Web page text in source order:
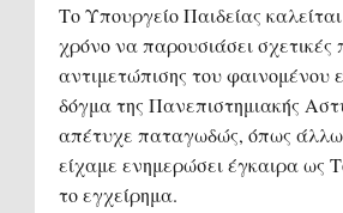
Το Υπουργείο Παιδείας
χρόνο να παρουσιάσει σχετικές
αντιμετώπισης του φαινομένου
δόγμα της Πανεπιστημιακής
απέτυχε παταγωδώς, όπως
είχαμε ενημερώσει έγκαιρα ως
το εγχείρημα.